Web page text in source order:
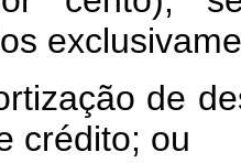
de
crédito; ou